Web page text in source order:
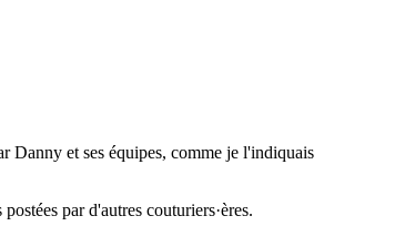
Danny et ses équipes, comme je l'indiquais
par d'autres couturiers·ères.